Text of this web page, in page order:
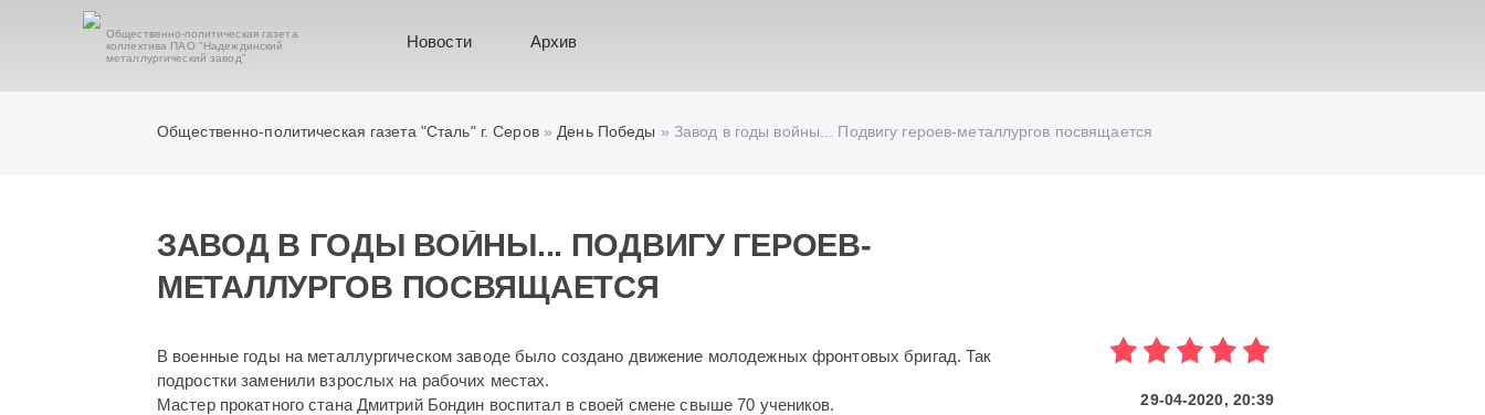
Общественно-политическая газета
коллектива ПАО "Надеждинский
металлургический завод"
Новости Архив
Общественно-политическая газета "Сталь" г. Серов»День Победы » Завод в годы войны... Подвигу героев-металлургов посвящается
ЗАВОД В ГОДЫ ВОЙНЫ... ПОДВИГУ ГЕРОЕВ-
МЕТАЛЛУРГОВ ПОСВЯЩАЕТСЯ
29-04-2020, 20:39
В военные годы на металлургическом заводе было создано движение молодежных фронтовых бригад. Так
подростки заменили взрослых на рабочих местах.
Мастер прокатного стана Дмитрий Бондин воспитал в своей смене свыше 70 учеников.